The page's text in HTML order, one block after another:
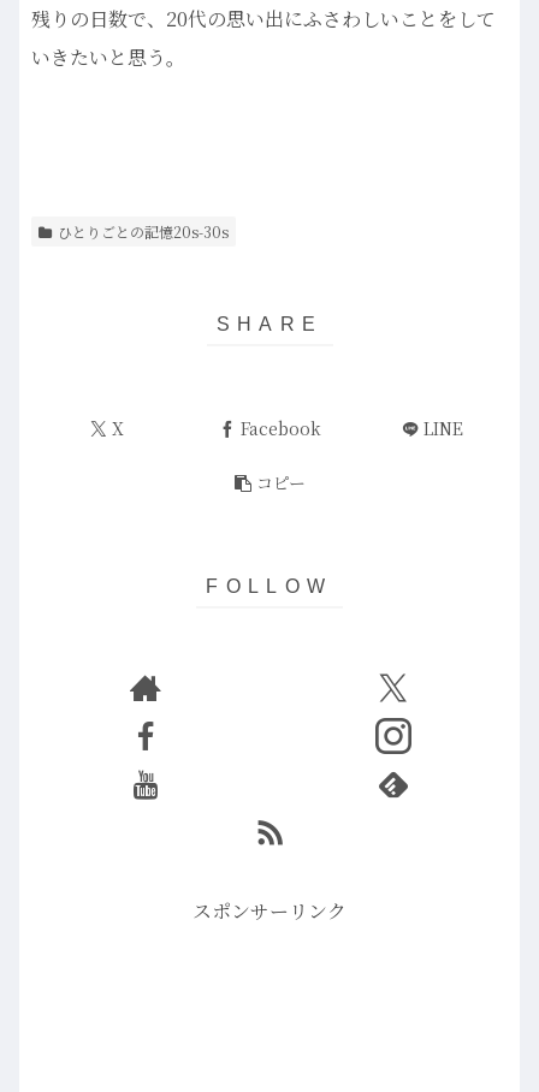
残りの日数で、20代の思い出にふさわしいことをして
いきたいと思う。
ひとりごとの記憶20s-30s
X Facebook LINE
コピー
スポンサーリンク